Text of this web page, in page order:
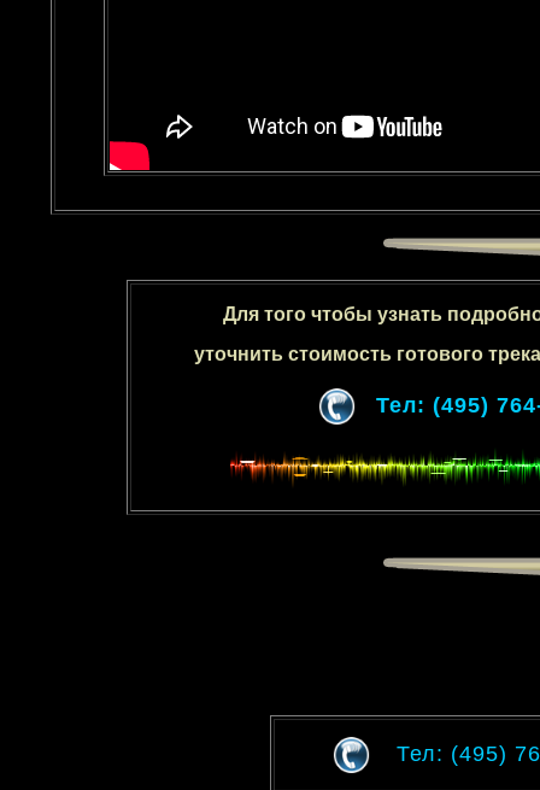
Для того чтобы узнать
уточнить стоимость готового
Тел: (495)
Тел: (495)